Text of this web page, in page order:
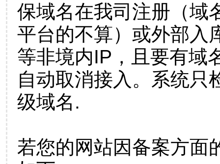
保域名在我司注册（域
平台的不算）或外部入
等非境内IP，且要有域
自动取消接入。系统只
级域名.
若您的网站因备案方面